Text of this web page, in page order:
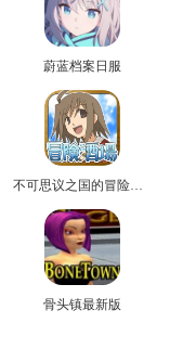
蔚蓝档案日服
骨头镇最新版